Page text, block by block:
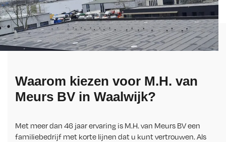
Waarom kiezen voor M.H. van
Meurs BV in Waalwijk?
Met meer dan 46 jaar ervaring is M.H. van Meurs BV een
familiebedrijf met korte lijnen dat u kunt vertrouwen. Als